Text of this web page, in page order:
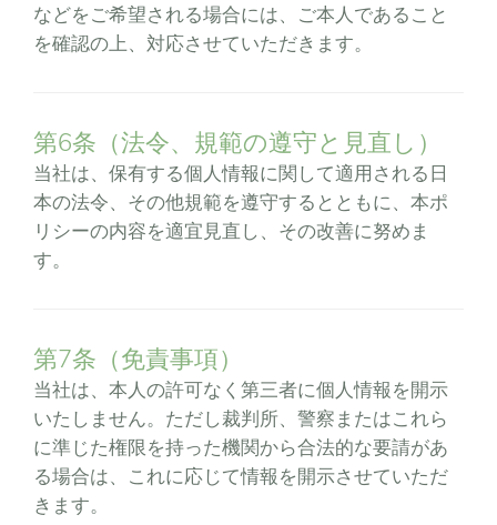
などをご希望される場合には、ご本人であること
を確認の上、対応させていただきます。
第6条（法令、規範の遵守と見直し）
当社は、保有する個人情報に関して適用される日
本の法令、その他規範を遵守するとともに、本ポ
リシーの内容を適宜見直し、その改善に努めま
す。
第7条（免責事項）
当社は、本人の許可なく第三者に個人情報を開示
いたしません。ただし裁判所、警察またはこれら
に準じた権限を持った機関から合法的な要請があ
る場合は、これに応じて情報を開示させていただ
きます。